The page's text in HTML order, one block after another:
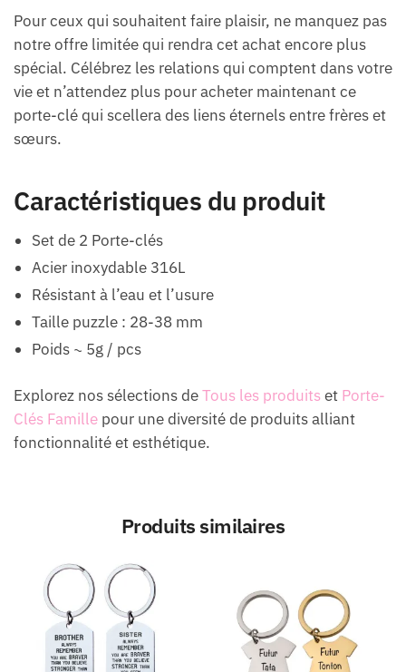
Pour ceux qui souhaitent faire plaisir, ne manquez pas
notre offre limitée qui rendra cet achat encore plus
spécial. Célébrez les relations qui comptent dans votre
vie et n’attendez plus pour acheter maintenant ce
porte-clé qui scellera des liens éternels entre frères et
sœurs.
Caractéristiques du produit
Set de 2 Porte-clés
Acier inoxydable 316L
Résistant à l’eau et l’usure
Taille puzzle : 28-38 mm
Poids ~ 5g / pcs
Explorez nos sélections deTous les produitset Porte-
Clés Famille pour une diversité de produits alliant
fonctionnalité et esthétique.
Produits similaires